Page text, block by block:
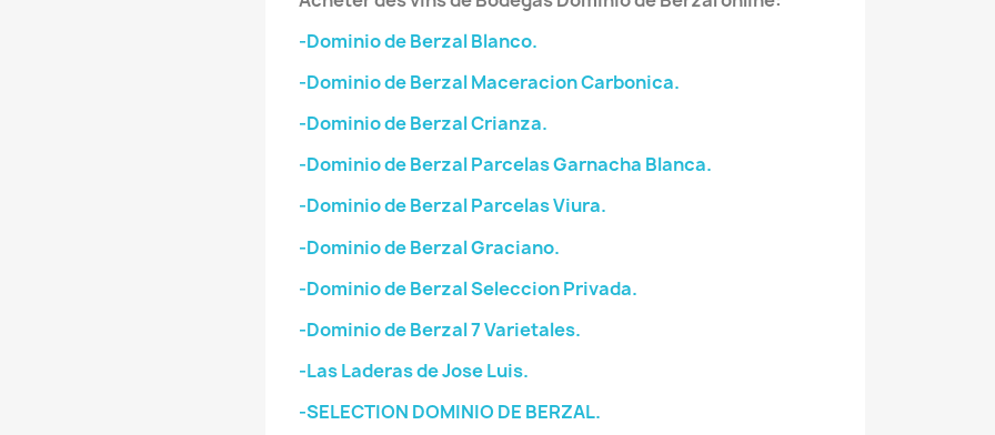
-Dominio de Berzal Blanco.
-Dominio de Berzal Maceracion Carbonica.
-Dominio de Berzal Crianza.
-Dominio de Berzal Parcelas Garnacha Blanca.
-Dominio de Berzal Parcelas Viura.
-Dominio de Berzal Graciano.
-Dominio de Berzal Seleccion Privada.
-Dominio de Berzal 7 Varietales.
-Las Laderas de Jose Luis.
-SELECTION DOMINIO DE BERZAL.